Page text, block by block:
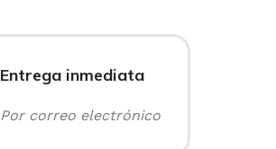
Entrega inmediata
Por correo electrónico